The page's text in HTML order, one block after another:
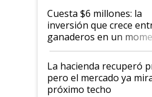
Cuesta $6 millones: la
inversión que crece
ganaderos en un
histórico para la
La hacienda recuperó
pero el mercado ya
próximo techo